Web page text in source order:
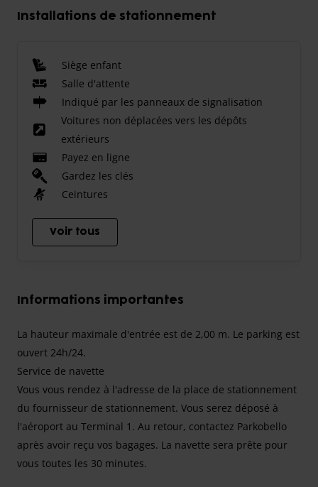
Installations de stationnement
Siège enfant
Salle d'attente
Indiqué par les panneaux de signalisation
Voitures non déplacées vers les dépôts
extérieurs
Payez en ligne
Gardez les clés
Ceintures
Voir tous
Informations importantes
La hauteur maximale d'entrée est de 2,00 m. Le parking est
ouvert 24h/24.
Service de navette
Vous vous rendez à l'adresse de la place de stationnement
du fournisseur de stationnement. Vous serez déposé à
l'aéroport au Terminal 1. Au retour, contactez Parkobello
après avoir reçu vos bagages. La navette sera prête pour
vous toutes les 30 minutes.